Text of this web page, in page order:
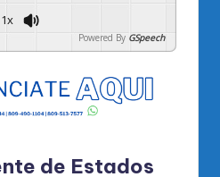
1x
Powered By GSpeech
de Estados